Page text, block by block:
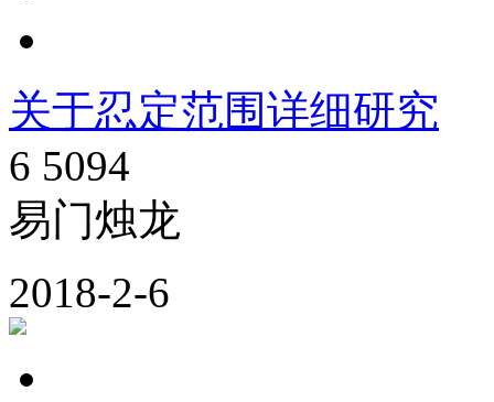
关于忍定范围详细研究
6 5094
易门烛龙
2018-2-6